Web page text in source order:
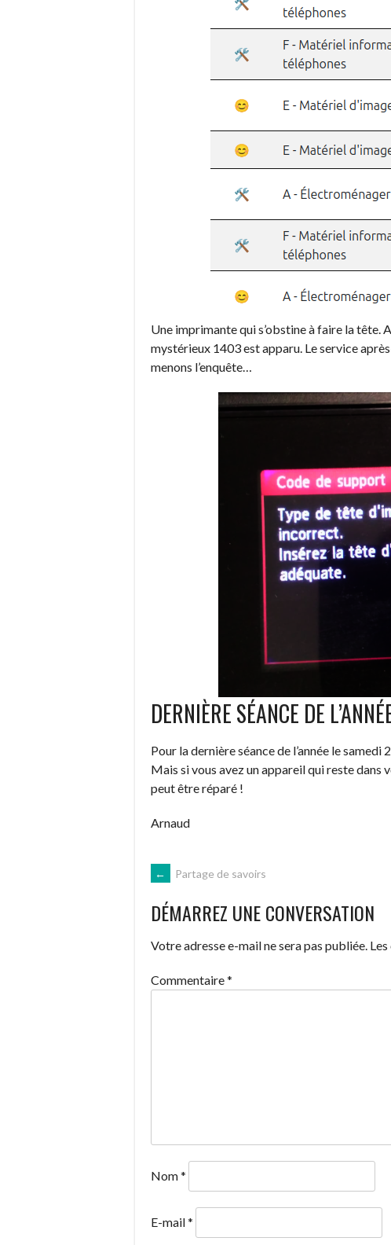
Une imprimante qui s’obstine à faire la tête.
mystérieux 1403 est apparu. Le service
menons l’enquête…
DERNIÈRE SÉANCE DE
Pour la dernière séance de l’année le
Mais si vous avez un appareil qui reste dans
peut être réparé !
Arnaud
NAVIGATION
DES
ARTICLES
← Partage de savoirs
DÉMARREZ UNE CONVERSATION
Votre adresse e-mail ne sera pas publiée.
Commentaire*
Nom*
E-mail*